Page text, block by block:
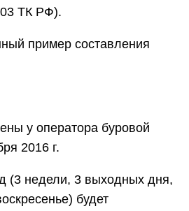
ТК РФ).
пример составления
у оператора буровой
2016 г.
(3 недели, 3 выходных дня,
будет